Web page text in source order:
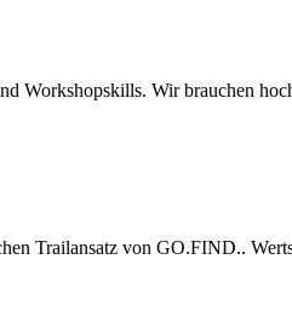
Wir brauchen
Trailansatz von GO.FIND..